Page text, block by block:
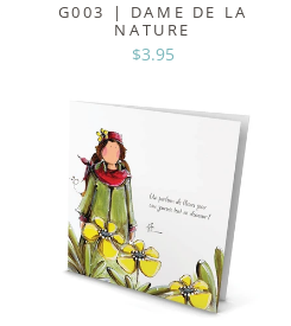
G003 | DAME DE LA
NATURE
$3.95